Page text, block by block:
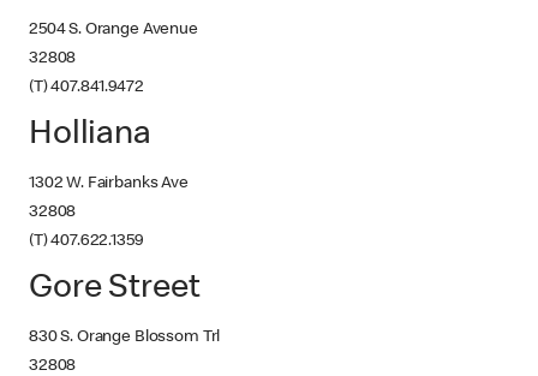
2504 S. Orange Avenue
32808
(T) 407.841.9472
Holliana
1302 W. Fairbanks Ave
32808
(T) 407.622.1359
Gore Street
830 S. Orange Blossom Trl
32808